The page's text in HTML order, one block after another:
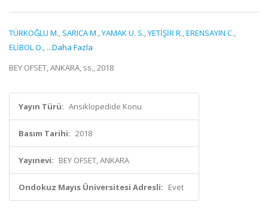
TÜRKOĞLU M., SARICA M.,YAMAK U. S.,YETİŞİR R.,ERENSAYIN C.,
ELİBOL O., ...Daha Fazla
BEY OFSET, ANKARA, ss., 2018
Yayın Türü: Ansiklopedide Konu
Basım Tarihi: 2018
Yayınevi: BEY OFSET, ANKARA
Ondokuz Mayıs Üniversitesi Adresli: Evet